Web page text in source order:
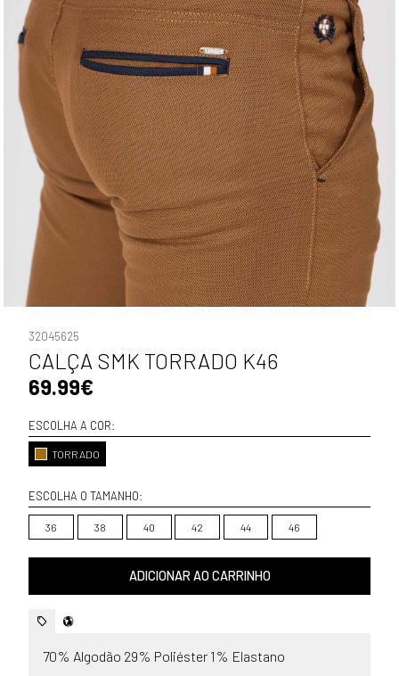
32045625
CALÇA SMK TORRADO K46
69.99€
ESCOLHA A COR:
TORRADO
ESCOLHA O TAMANHO:
36 38 40 42 44 46
ADICIONAR AO CARRINHO
70% Algodão 29% Poliéster 1% Elastano